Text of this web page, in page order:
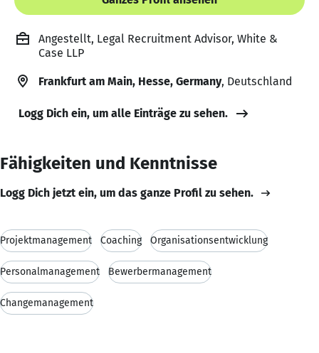
Angestellt, Legal Recruitment Advisor, White &
Case LLP
Frankfurt am Main, Hesse, Germany, Deutschland
Logg Dich ein, um alle Einträge zu sehen.
Fähigkeiten und Kenntnisse
Logg Dich jetzt ein, um das ganze Profil zu sehen.
Projektmanagement Coaching Organisationsentwicklung
Personalmanagement Bewerbermanagement
Changemanagement